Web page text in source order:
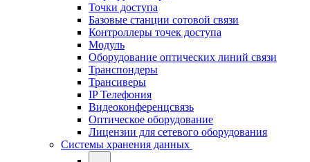
Точки доступа
Базовые станции сотовой связи
Контроллеры точек доступа
Модуль
Оборудование оптических линий связи
Транспондеры
Трансиверы
IP Телефония
Видеоконференцсвязь
Оптическое оборудование
Лицензии для сетевого оборудования
Системы хранения данных